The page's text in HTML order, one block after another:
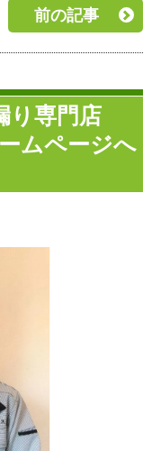
前の記事
り専門店
ムページへ